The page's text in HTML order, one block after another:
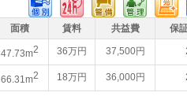
面積 賃料 共益費 保
47.73m2 36万円 37,500円
66.31m2 18万円 36,000円